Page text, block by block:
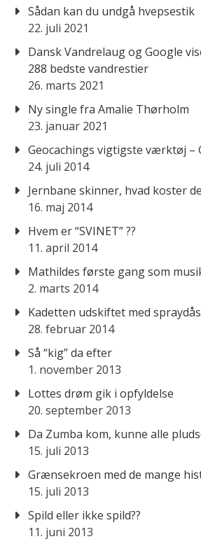
Sådan kan du undgå hvepsestik
22. juli 2021
Dansk Vandrelaug og Google
288 bedste vandrestier
26. marts 2021
Ny single fra Amalie Thørholm
23. januar 2021
Geocachings vigtigste værktøj –
24. juli 2014
Jernbane skinner, hvad koster
16. maj 2014
Hvem er “SVINET” ??
11. april 2014
Mathildes første gang som
2. marts 2014
Kadetten udskiftet med
28. februar 2014
Så “kig” da efter
1. november 2013
Lottes drøm gik i opfyldelse
20. september 2013
Da Zumba kom, kunne alle
15. juli 2013
Grænsekroen med de mange
15. juli 2013
Spild eller ikke spild??
11. juni 2013